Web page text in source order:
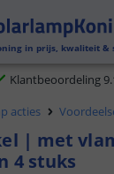
in prijs, kwaliteit &
Klantbeoordeling
uur besteld,
acties
| met
4 stuks